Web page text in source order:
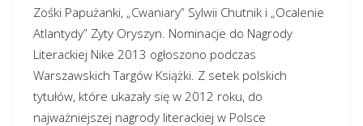
Zośki Papużanki, „Cwaniary” Sylwii Chutnik i „Ocalenie
Atlantydy” Zyty Oryszyn. Nominacje do Nagrody
Literackiej Nike 2013 ogłoszono podczas
Warszawskich Targów Książki. Z setek polskich
tytułów, które ukazały się w 2012 roku, do
najważniejszej nagrody literackiej w Polsce